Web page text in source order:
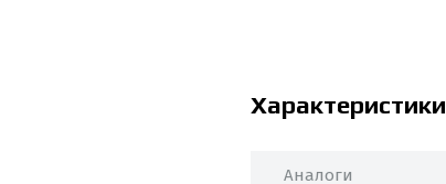
Характеристики
Аналоги